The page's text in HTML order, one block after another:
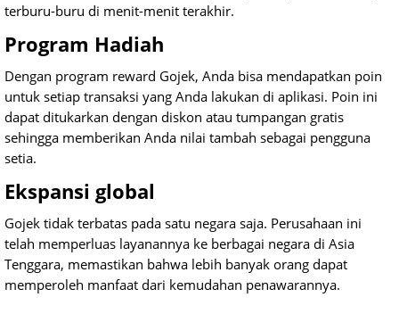
terburu-buru di menit-menit terakhir.
Program Hadiah
Dengan program reward Gojek, Anda bisa mendapatkan poin
untuk setiap transaksi yang Anda lakukan di aplikasi. Poin ini
dapat ditukarkan dengan diskon atau tumpangan gratis
sehingga memberikan Anda nilai tambah sebagai pengguna
setia.
Ekspansi global
Gojek tidak terbatas pada satu negara saja. Perusahaan ini
telah memperluas layanannya ke berbagai negara di Asia
Tenggara, memastikan bahwa lebih banyak orang dapat
memperoleh manfaat dari kemudahan penawarannya.